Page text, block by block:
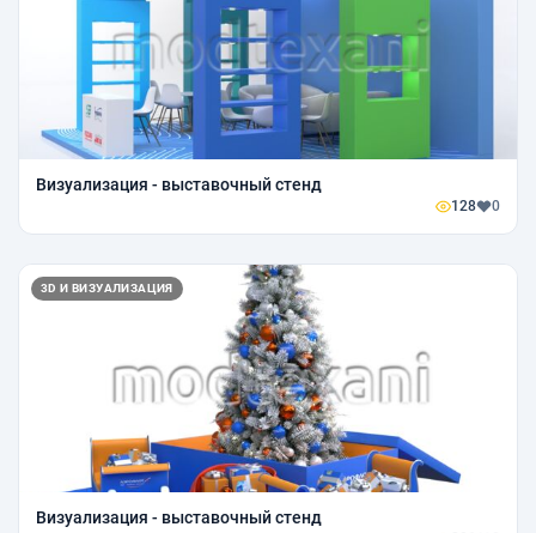
Визуализация - выставочный стенд
128 0
3D И ВИЗУАЛИЗАЦИЯ
Визуализация - выставочный стенд